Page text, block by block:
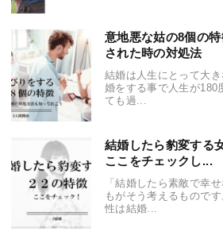
意地悪な姑の8個の
された時の対処法
結婚は人生にとって大
婚をする事で人生が180
ても過...
結婚したら豹変する
ここをチェックし...
「結婚したら素敵で幸
もがそう考えるもので
性は結婚...